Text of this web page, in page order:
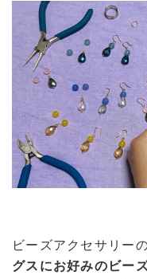
ビーズアクセサリー
グスにお好みのビー